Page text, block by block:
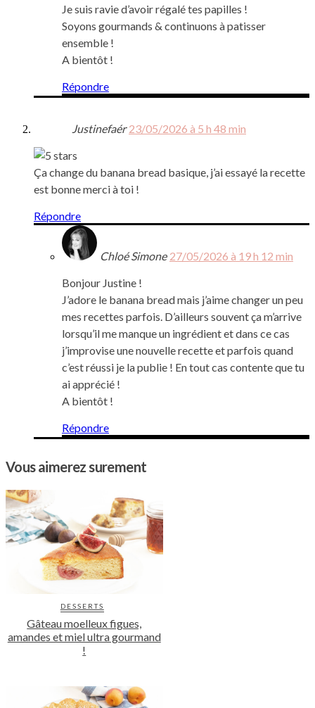
Je suis ravie d’avoir régalé tes papilles !
Soyons gourmands & continuons à patisser
ensemble !
A bientôt !
Répondre
Justinefaér 23/05/2026 à 5 h 48 min
Ça change du banana bread basique, j’ai essayé la recette
est bonne merci à toi !
Répondre
Chloé Simone 27/05/2026 à 19 h 12 min
Bonjour Justine !
J’adore le banana bread mais j’aime changer un peu
mes recettes parfois. D’ailleurs souvent ça m’arrive
lorsqu’il me manque un ingrédient et dans ce cas
j’improvise une nouvelle recette et parfois quand
c’est réussi je la publie ! En tout cas contente que tu
ai apprécié !
A bientôt !
Répondre
Vous aimerez surement
DESSERTS
Gâteau moelleux figues,
amandes et miel ultra gourmand
!